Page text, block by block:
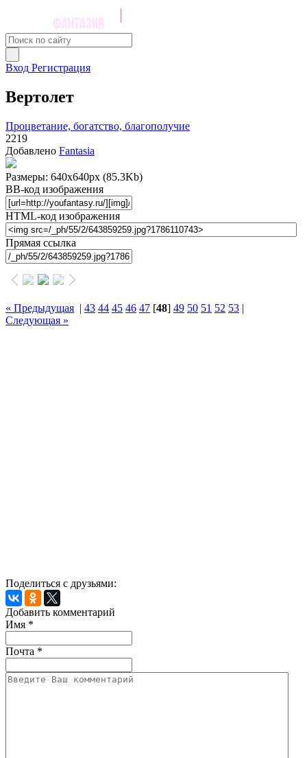
Вход Регистрация
Вертолет
Процветание, богатство, благополучие
2219
Добавлено Fantasia
Размеры: 640x640px (85.3Kb)
BB-код изображения
HTML-код изображения
Прямая ссылка
« Предыдущая | 43 44 45 46 47 [48] 49 50 51 52 53 |
Следующая »
Поделиться с друзьями:
Добавить комментарий
Имя *
Почта *